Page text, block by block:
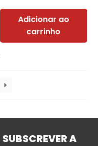
Adicionar ao
carrinho
SUBSCREVER A